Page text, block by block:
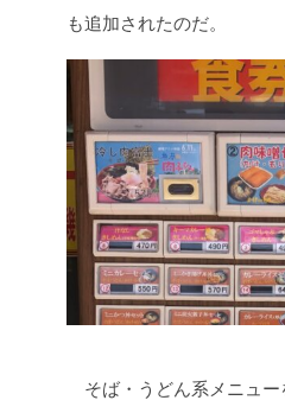
も追加されたのだ。
そば・うどん系メニュー